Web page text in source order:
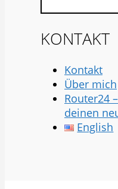
KONTAKT
Kontakt
Über mich
Router24
deinen
English